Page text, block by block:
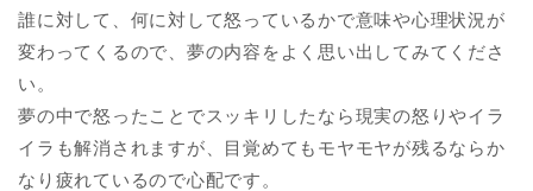
誰に対して、何に対して怒っているかで意味や心理状況が
変わってくるので、夢の内容をよく思い出してみてくださ
い。
夢の中で怒ったことでスッキリしたなら現実の怒りやイラ
イラも解消されますが、目覚めてもモヤモヤが残るならか
なり疲れているので心配です。